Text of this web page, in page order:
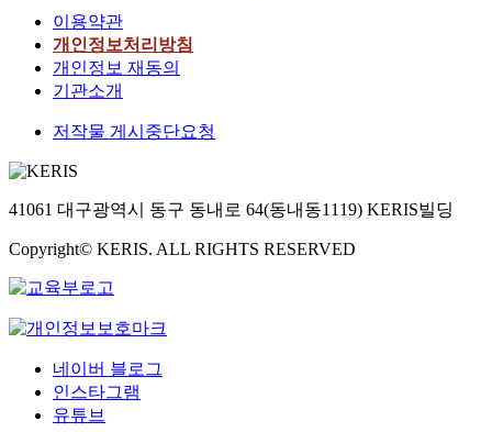
이용약관
개인정보처리방침
개인정보 재동의
기관소개
저작물 게시중단요청
41061 대구광역시 동구 동내로 64(동내동1119) KERIS빌딩
Copyright© KERIS. ALL RIGHTS RESERVED
네이버 블로그
인스타그램
유튜브